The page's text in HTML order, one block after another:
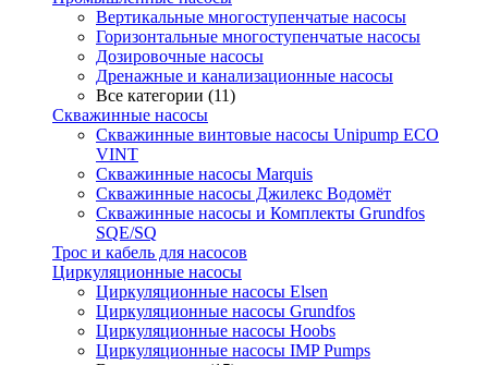
Вертикальные многоступенчатые насосы
Горизонтальные многоступенчатые насосы
Дозировочные насосы
Дренажные и канализационные насосы
Все категории (11)
Скважинные насосы
Скважинные винтовые насосы Unipump ECO
VINT
Скважинные насосы Marquis
Скважинные насосы Джилекс Водомёт
Скважинные насосы и Комплекты Grundfos
SQE/SQ
Трос и кабель для насосов
Циркуляционные насосы
Циркуляционные насосы Elsen
Циркуляционные насосы Grundfos
Циркуляционные насосы Hoobs
Циркуляционные насосы IMP Pumps